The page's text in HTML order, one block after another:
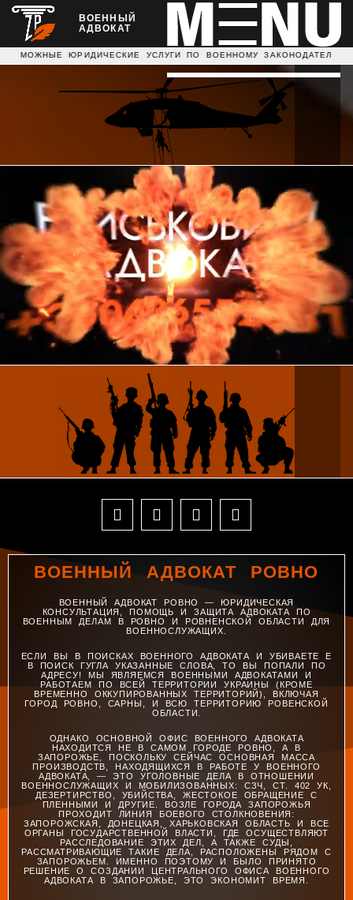
ВОЕННЫЙ
АДВОКАТ
УСЛУГИ ПО ВОЕННОМУ ЗАКОНОДАТЕЛЬСТВУ
ВОЕННЫЙ АДВОКАТ РОВНО
ВОЕННЫЙ АДВОКАТ РОВНО — ЮРИДИЧЕСКАЯ
КОНСУЛЬТАЦИЯ, ПОМОЩЬ И ЗАЩИТА АДВОКАТА ПО
ВОЕННЫМ ДЕЛАМ В РОВНО И РОВНЕНСКОЙ ОБЛАСТИ ДЛЯ
ВОЕННОСЛУЖАЩИХ.
ЕСЛИ ВЫ В ПОИСКАХ ВОЕННОГО АДВОКАТА И УБИВАЕТЕ Е
В ПОИСК ГУГЛА УКАЗАННЫЕ СЛОВА, ТО ВЫ ПОПАЛИ ПО
АДРЕСУ! МЫ ЯВЛЯЕМСЯ ВОЕННЫМИ АДВОКАТАМИ И
РАБОТАЕМ ПО ВСЕЙ ТЕРРИТОРИИ УКРАИНЫ (КРОМЕ
ВРЕМЕННО ОККУПИРОВАННЫХ ТЕРРИТОРИЙ), ВКЛЮЧАЯ
ГОРОД РОВНО, САРНЫ, И ВСЮ ТЕРРИТОРИЮ РОВЕНСКОЙ
ОБЛАСТИ.
ОДНАКО ОСНОВНОЙ ОФИС ВОЕННОГО АДВОКАТА
НАХОДИТСЯ НЕ В САМОМ ГОРОДЕ РОВНО, А В
ЗАПОРОЖЬЕ, ПОСКОЛЬКУ СЕЙЧАС ОСНОВНАЯ МАССА
ПРОИЗВОДСТВ, НАХОДЯЩИХСЯ В РАБОТЕ У ВОЕННОГО
АДВОКАТА, — ЭТО УГОЛОВНЫЕ ДЕЛА В ОТНОШЕНИИ
ВОЕННОСЛУЖАЩИХ И МОБИЛИЗОВАННЫХ: СЗЧ, СТ. 402 УК,
ДЕЗЕРТИРСТВО, УБИЙСТВА, ЖЕСТОКОЕ ОБРАЩЕНИЕ С
ПЛЕННЫМИ И ДРУГИЕ. ВОЗЛЕ ГОРОДА ЗАПОРОЖЬЯ
ПРОХОДИТ ЛИНИЯ БОЕВОГО СТОЛКНОВЕНИЯ:
ЗАПОРОЖСКАЯ, ДОНЕЦКАЯ, ХАРЬКОВСКАЯ ОБЛАСТЬ И ВСЕ
ОРГАНЫ ГОСУДАРСТВЕННОЙ ВЛАСТИ, ГДЕ ОСУЩЕСТВЛЯЮТ
РАССЛЕДОВАНИЕ ЭТИХ ДЕЛ, А ТАКЖЕ СУДЫ,
РАССМАТРИВАЮЩИЕ ТАКИЕ ДЕЛА, РАСПОЛОЖЕНЫ РЯДОМ С
ЗАПОРОЖЬЕМ. ИМЕННО ПОЭТОМУ И БЫЛО ПРИНЯТО
РЕШЕНИЕ О СОЗДАНИИ ЦЕНТРАЛЬНОГО ОФИСА ВОЕННОГО
АДВОКАТА В ЗАПОРОЖЬЕ, ЭТО ЭКОНОМИТ ВРЕМЯ.